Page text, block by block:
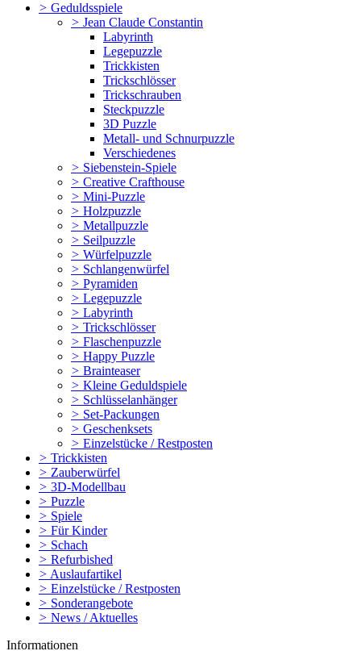
> Geduldsspiele
> Jean Claude Constantin
Labyrinth
Legepuzzle
Trickkisten
Trickschlösser
Trickschrauben
Steckpuzzle
3D Puzzle
Metall- und Schnurpuzzle
Verschiedenes
> Siebenstein-Spiele
> Creative Crafthouse
> Mini-Puzzle
> Holzpuzzle
> Metallpuzzle
> Seilpuzzle
> Würfelpuzzle
> Schlangenwürfel
> Pyramiden
> Legepuzzle
> Labyrinth
> Trickschlösser
> Flaschenpuzzle
> Happy Puzzle
> Brainteaser
> Kleine Geduldspiele
> Schlüsselanhänger
> Set-Packungen
> Geschenksets
> Einzelstücke / Restposten
> Trickkisten
> Zauberwürfel
> 3D-Modellbau
> Puzzle
> Spiele
> Für Kinder
> Schach
> Refurbished
> Auslaufartikel
> Einzelstücke / Restposten
> Sonderangebote
> News / Aktuelles
Informationen